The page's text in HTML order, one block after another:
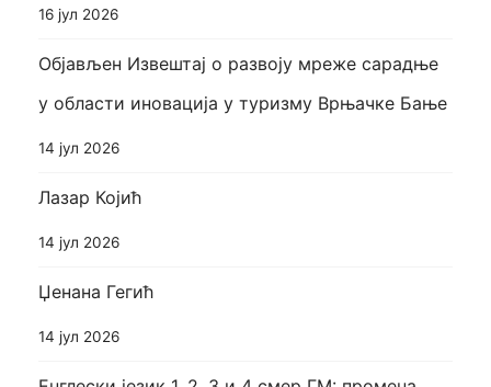
16 јул 2026
Објављен Извештај о развоју мреже сарадње
у области иновација у туризму Врњачке Бање
14 јул 2026
Лазар Којић
14 јул 2026
Џенана Гегић
14 јул 2026